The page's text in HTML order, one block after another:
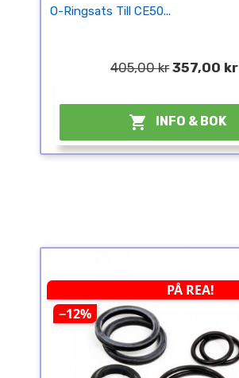
O-Ringsats Till CE50...
405,00 kr 357,00 kr
 INFO & BOK
PÅ REA!
−12%